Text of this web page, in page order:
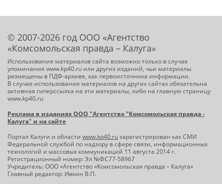
© 2007-2026 год ООО «Агентство
«Комсомольская правда – Калуга»
Использование материалов сайта возможно только в случае
упоминания www.kp40.ru или других изданий, чьи материалы
размещены в ПДФ-архиве, как первоисточника информации.
В случае использования материалов на других сайтах обязательна
активная гиперссылка на эти материалы, либо на главную страницу
www.kp40.ru
Реклама в изданиях ООО "Агентство "Комсомольская правда -
Калуга" и на сайте
Портал Калуги и области www.kp40.ruзарегистрирован как СМИ
Федеральной службой по надзору в сфере связи, информационных
технологий и массовых коммуникаций 11 августа 2014 г.
Регистрационный номер: Эл №ФС77-58967
Учредитель: ООО «Агентство «Комсомольская правда – Калуга»
Главный редактор: Ивкин В.П.